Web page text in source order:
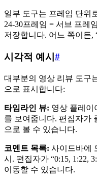
일부 도구는 프레임 단위
24-30프레임 = 서브 프레
저장합니다. 어느 쪽이든,
시각적 예시 #
대부분의 영상 리뷰 도구
으로 표시합니다:
타임라인 뷰: 영상 플레이
를 보여줍니다. 편집자가
으로 볼 수 있습니다.
코멘트 목록: 사이드바에
시. 편집자가 “0:15, 1:22,
이동할 수 있습니다.